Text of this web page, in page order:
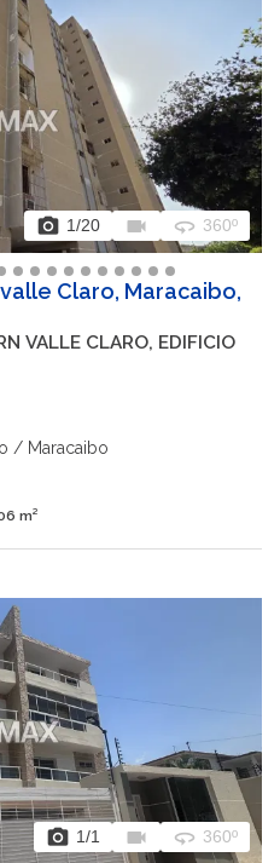
photo_camera 1/20 videocam 360 360º
Claro, Maracaibo,
VALLE CLARO, EDIFICIO
/ Maracaibo
m²
photo_camera 1/1 videocam 360 360º